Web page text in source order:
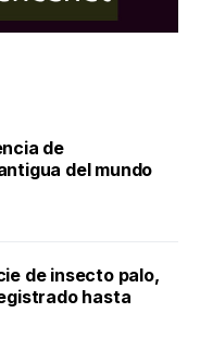
de
del mundo
de insecto palo,
hasta